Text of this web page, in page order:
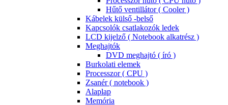
Hűtő ventillátor ( Cooler )
Kábelek külső -belső
Kapcsolók csatlakozók ledek
LCD kijelző ( Notebook alkatrész )
Meghajtók
DVD meghajtó ( író )
Burkolati elemek
Processzor ( CPU )
Zsanér ( notebook )
Alaplap
Memória